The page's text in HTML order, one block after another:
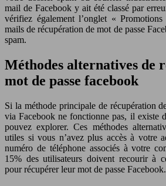
mail de Facebook y ait été classé par
vérifiez également l’onglet «
mails de récupération de mot de passe
spam.
Méthodes alternatives de
mot de passe facebook
Si la méthode principale de récupération
via Facebook ne fonctionne pas, il existe
pouvez explorer. Ces méthodes
utiles si vous n’avez plus accès à votre
numéro de téléphone associés à votre
15% des utilisateurs doivent recourir à
pour récupérer leur mot de passe Facebook.